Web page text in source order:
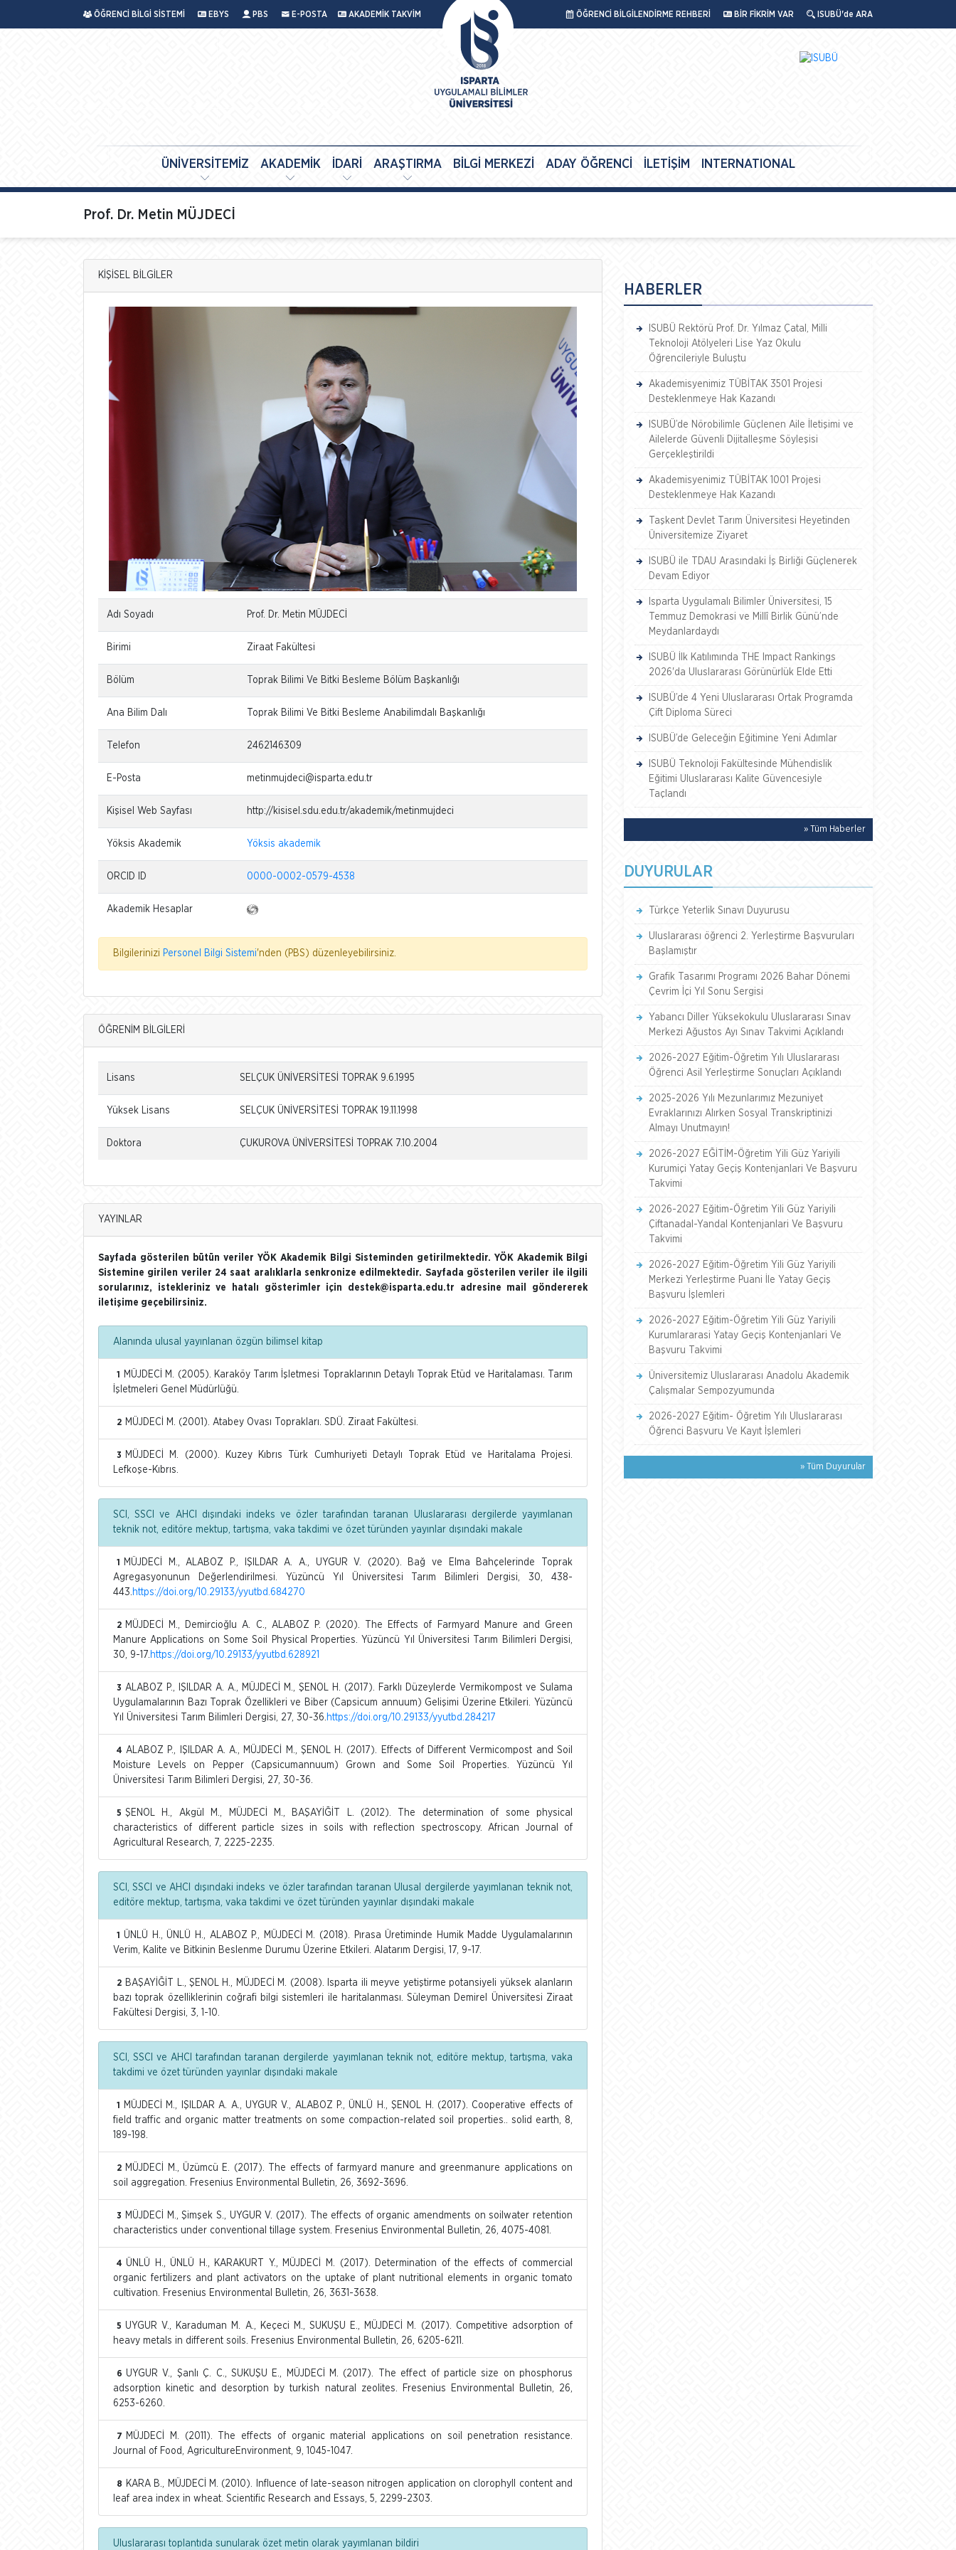
ÖĞRENCİ BİLGİ SİSTEMİ EBYS PBS E-POSTA AKADEMİK TAKVİM ÖĞRENCİ BİLGİLENDİRME REHBERİ BİR FİKRİM VAR ISUBÜ'de ARA
ÜNİVERSİTEMİZ AKADEMİK İDARİ ARAŞTIRMA BİLGİ MERKEZİ ADAY ÖĞRENCİ İLETİŞİM INTERNATIONAL
Prof. Dr. Metin MÜJDECİ
KİŞİSEL BİLGİLER
Adı Soyadı Prof. Dr. Metin MÜJDECİ
Birimi Ziraat Fakültesi
Bölüm Toprak Bilimi Ve Bitki Besleme Bölüm Başkanlığı
Ana Bilim Dalı Toprak Bilimi Ve Bitki Besleme Anabilimdalı Başkanlığı
Telefon 2462146309
E-Posta metinmujdeci@isparta.edu.tr
Kişisel Web Sayfası http://kisisel.sdu.edu.tr/akademik/metinmujdeci
Yöksis Akademik Yöksis akademik
ORCID ID 0000-0002-0579-4538
Akademik Hesaplar
Bilgilerinizi Personel Bilgi Sistemi'nden (PBS) düzenleyebilirsiniz.
ÖĞRENİM BİLGİLERİ
Lisans SELÇUK ÜNİVERSİTESİ TOPRAK 9.6.1995
Yüksek Lisans SELÇUK ÜNİVERSİTESİ TOPRAK 19.11.1998
Doktora ÇUKUROVA ÜNİVERSİTESİ TOPRAK 7.10.2004
YAYINLAR
Sayfada gösterilen bütün veriler YÖK Akademik Bilgi Sisteminden getirilmektedir. YÖK Akademik Bilgi
Sistemine girilen veriler 24 saat aralıklarla senkronize edilmektedir. Sayfada gösterilen veriler ile ilgili
sorularınız, istekleriniz ve hatalı gösterimler için destek@isparta.edu.tr adresine mail göndererek
iletişime geçebilirsiniz.
Alanında ulusal yayınlanan özgün bilimsel kitap
1
MÜJDECİ M. (2005). Karaköy Tarım İşletmesi Topraklarının Detaylı Toprak Etüd ve Haritalaması. Tarım
İşletmeleri Genel Müdürlüğü.
2 MÜJDECİ M. (2001). Atabey Ovası Toprakları. SDÜ. Ziraat Fakültesi.
3
MÜJDECİ M. (2000). Kuzey Kıbrıs Türk Cumhuriyeti Detaylı Toprak Etüd ve Haritalama Projesi.
Lefkoşe-Kıbrıs.
SCI, SSCI ve AHCI dışındaki indeks ve özler tarafından taranan Uluslararası dergilerde yayımlanan
teknik not, editöre mektup, tartışma, vaka takdimi ve özet türünden yayınlar dışındaki makale
1
MÜJDECİ M., ALABOZ P., IŞILDAR A. A., UYGUR V. (2020). Bağ ve Elma Bahçelerinde Toprak
Agregasyonunun Değerlendirilmesi. Yüzüncü Yıl Üniversitesi Tarım Bilimleri Dergisi, 30, 438-
443. https://doi.org/10.29133/yyutbd.684270
2 MÜJDECİ M., Demircioğlu A. C., ALABOZ P. (2020). The Effects of Farmyard Manure and Green
Manure Applications on Some Soil Physical Properties. Yüzüncü Yıl Üniversitesi Tarım Bilimleri Dergisi,
30, 9-17. https://doi.org/10.29133/yyutbd.628921
3 ALABOZ P., IŞILDAR A. A., MÜJDECİ M., ŞENOL H. (2017). Farklı Düzeylerde Vermikompost ve Sulama
Uygulamalarının Bazı Toprak Özellikleri ve Biber (Capsicum annuum) Gelişimi Üzerine Etkileri. Yüzüncü
Yıl Üniversitesi Tarım Bilimleri Dergisi, 27, 30-36. https://doi.org/10.29133/yyutbd.284217
4 ALABOZ P., IŞILDAR A. A., MÜJDECİ M., ŞENOL H. (2017). Effects of Different Vermicompost and Soil
Moisture Levels on Pepper (Capsicumannuum) Grown and Some Soil Properties. Yüzüncü Yıl
Üniversitesi Tarım Bilimleri Dergisi, 27, 30-36.
5 ŞENOL H., Akgül M., MÜJDECİ M., BAŞAYİĞİT L. (2012). The determination of some physical
characteristics of different particle sizes in soils with reflection spectroscopy. African Journal of
Agricultural Research, 7, 2225-2235.
SCI, SSCI ve AHCI dışındaki indeks ve özler tarafından taranan Ulusal dergilerde yayımlanan teknik not,
editöre mektup, tartışma, vaka takdimi ve özet türünden yayınlar dışındaki makale
1
ÜNLÜ H., ÜNLÜ H., ALABOZ P., MÜJDECİ M. (2018). Pırasa Üretiminde Humik Madde Uygulamalarının
Verim, Kalite ve Bitkinin Beslenme Durumu Üzerine Etkileri. Alatarım Dergisi, 17, 9-17.
2 BAŞAYİĞİT L., ŞENOL H., MÜJDECİ M. (2008). Isparta ili meyve yetiştirme potansiyeli yüksek alanların
bazı toprak özelliklerinin coğrafi bilgi sistemleri ile haritalanması. Süleyman Demirel Üniversitesi Ziraat
Fakültesi Dergisi, 3, 1-10.
SCI, SSCI ve AHCI tarafından taranan dergilerde yayımlanan teknik not, editöre mektup, tartışma, vaka
takdimi ve özet türünden yayınlar dışındaki makale
1
MÜJDECİ M., IŞILDAR A. A., UYGUR V., ALABOZ P., ÜNLÜ H., ŞENOL H. (2017). Cooperative effects of
field traffic and organic matter treatments on some compaction-related soil properties.. solid earth, 8,
189-198.
2 MÜJDECİ M., Üzümcü E. (2017). The effects of farmyard manure and greenmanure applications on
soil aggregation. Fresenius Environmental Bulletin, 26, 3692-3696.
3
MÜJDECİ M., Şimşek S., UYGUR V. (2017). The effects of organic amendments on soilwater retention
characteristics under conventional tillage system. Fresenius Environmental Bulletin, 26, 4075-4081.
4 ÜNLÜ H., ÜNLÜ H., KARAKURT Y., MÜJDECİ M. (2017). Determination of the effects of commercial
organic fertilizers and plant activators on the uptake of plant nutritional elements in organic tomato
cultivation. Fresenius Environmental Bulletin, 26, 3631-3638.
5 UYGUR V., Karaduman M. A., Keçeci M., SUKUŞU E., MÜJDECİ M. (2017). Competitive adsorption of
heavy metals in different soils. Fresenius Environmental Bulletin, 26, 6205-6211.
6 UYGUR V., Şanlı Ç. C., SUKUŞU E., MÜJDECİ M. (2017). The effect of particle size on phosphorus
adsorption kinetic and desorption by turkish natural zeolites. Fresenius Environmental Bulletin, 26,
6253-6260.
7
MÜJDECİ M. (2011). The effects of organic material applications on soil penetration resistance.
Journal of Food, AgricultureEnvironment, 9, 1045-1047.
8
KARA B., MÜJDECİ M. (2010). Influence of late-season nitrogen application on clorophyll content and
leaf area index in wheat. Scientific Research and Essays, 5, 2299-2303.
Uluslararası toplantıda sunularak özet metin olarak yayımlanan bildiri
HABERLER
ISUBÜ Rektörü Prof. Dr. Yılmaz Çatal, Milli
Teknoloji Atölyeleri Lise Yaz Okulu
Öğrencileriyle Buluştu
Akademisyenimiz TÜBİTAK 3501 Projesi
Desteklenmeye Hak Kazandı
ISUBÜ’de Nörobilimle Güçlenen Aile İletişimi ve
Ailelerde Güvenli Dijitalleşme Söyleşisi
Gerçekleştirildi
Akademisyenimiz TÜBİTAK 1001 Projesi
Desteklenmeye Hak Kazandı
Taşkent Devlet Tarım Üniversitesi Heyetinden
Üniversitemize Ziyaret
ISUBÜ ile TDAU Arasındaki İş Birliği Güçlenerek
Devam Ediyor
Isparta Uygulamalı Bilimler Üniversitesi, 15
Temmuz Demokrasi ve Millî Birlik Günü’nde
Meydanlardaydı
ISUBÜ İlk Katılımında THE Impact Rankings
2026'da Uluslararası Görünürlük Elde Etti
ISUBÜ’de 4 Yeni Uluslararası Ortak Programda
Çift Diploma Süreci
ISUBÜ’de Geleceğin Eğitimine Yeni Adımlar
ISUBÜ Teknoloji Fakültesinde Mühendislik
Eğitimi Uluslararası Kalite Güvencesiyle
Taçlandı
» Tüm Haberler
DUYURULAR
Türkçe Yeterlik Sınavı Duyurusu
Uluslararası öğrenci 2. Yerleştirme Başvuruları
Başlamıştır
Grafik Tasarımı Programı 2026 Bahar Dönemi
Çevrim İçi Yıl Sonu Sergisi
Yabancı Diller Yüksekokulu Uluslararası Sınav
Merkezi Ağustos Ayı Sınav Takvimi Açıklandı
2026-2027 Eğitim-Öğretim Yılı Uluslararası
Öğrenci Asil Yerleştirme Sonuçları Açıklandı
2025-2026 Yılı Mezunlarımız Mezuniyet
Evraklarınızı Alırken Sosyal Transkriptinizi
Almayı Unutmayın!
2026-2027 EĞİTİM-Öğretim Yili Güz Yariyili
Kurumiçi Yatay Geçiş Kontenjanlari Ve Başvuru
Takvimi
2026-2027 Eğitim-Öğretim Yili Güz Yariyili
Çiftanadal-Yandal Kontenjanlari Ve Başvuru
Takvimi
2026-2027 Eğitim-Öğretim Yili Güz Yariyili
Merkezi Yerleştirme Puani İle Yatay Geçiş
Başvuru İşlemleri
2026-2027 Eğitim-Öğretim Yili Güz Yariyili
Kurumlararasi Yatay Geçiş Kontenjanlari Ve
Başvuru Takvimi
Üniversitemiz Uluslararası Anadolu Akademik
Çalışmalar Sempozyumunda
2026-2027 Eğitim- Öğretim Yılı Uluslararası
Öğrenci Başvuru Ve Kayıt İşlemleri
» Tüm Duyurular